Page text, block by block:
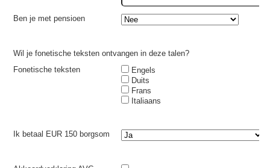
Ben je met pensioen
Wil je fonetische teksten ontvangen in deze talen?
Fonetische teksten
Engels
Duits
Frans
Italiaans
Ik betaal EUR 150 borgsom